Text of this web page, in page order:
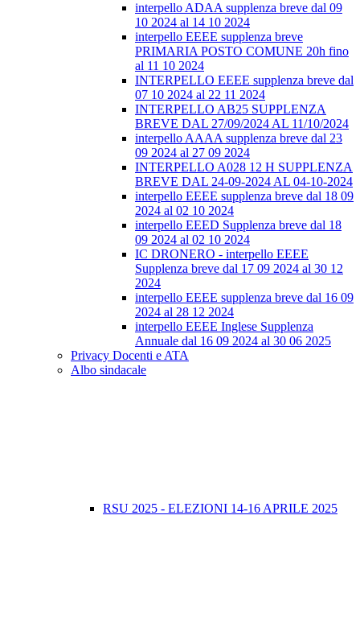
interpello ADAA supplenza breve dal 09
10 2024 al 14 10 2024
interpello EEEE supplenza breve
PRIMARIA POSTO COMUNE 20h fino
al 11 10 2024
INTERPELLO EEEE supplenza breve dal
07 10 2024 al 22 11 2024
INTERPELLO AB25 SUPPLENZA
BREVE DAL 27/09/2024 AL 11/10/2024
interpello AAAA supplenza breve dal 23
09 2024 al 27 09 2024
INTERPELLO A028 12 H SUPPLENZA
BREVE DAL 24-09-2024 AL 04-10-2024
interpello EEEE supplenza breve dal 18 09
2024 al 02 10 2024
interpello EEED Supplenza breve dal 18
09 2024 al 02 10 2024
IC DRONERO - interpello EEEE
Supplenza breve dal 17 09 2024 al 30 12
2024
interpello EEEE supplenza breve dal 16 09
2024 al 28 12 2024
interpello EEEE Inglese Supplenza
Annuale dal 16 09 2024 al 30 06 2025
Privacy Docenti e ATA
Albo sindacale
RSU 2025 - ELEZIONI 14-16 APRILE 2025